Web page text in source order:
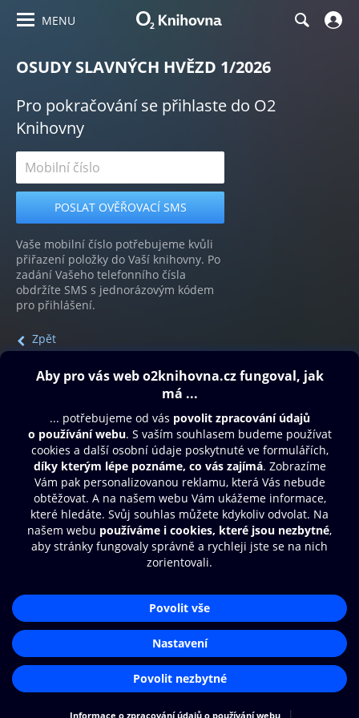
MENU
OSUDY SLAVNÝCH HVĚZD 1/2026
Pro pokračování se přihlaste do O2
Knihovny
Vaše mobilní číslo potřebujeme kvůli
přiřazení položky do Vaší knihovny. Po
zadání Vašeho telefonního čísla
obdržíte SMS s jednorázovým kódem
pro přihlášení.
Zpět
Obsah ke stažení
Moje O2 Knihovna
Další zábava
© O2 Czech Republic a.s.
Přístupnost
Zásady zpracování osobních údajů
Nastavení cookies
Aplikace O2 Knihovna
Čti a poslouchej své e-knihy a
audioknihy rychleji a pohodlněji.